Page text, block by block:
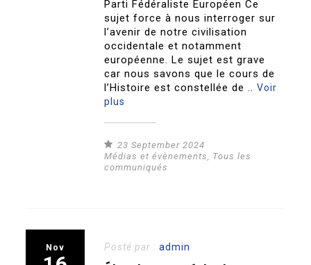
Parti Fédéraliste Européen Ce
sujet force à nous interroger sur
l’avenir de notre civilisation
occidentale et notamment
européenne. Le sujet est grave
car nous savons que le cours de
l’Histoire est constellée de ..Voir
plus
23 September 2024
Médias et évènements, Tous les
communiqués
Nov Posté par :admin